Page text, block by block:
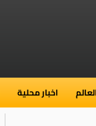
اخبار محلية